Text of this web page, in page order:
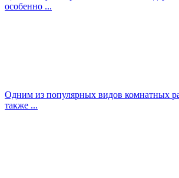
особенно ...
Одним из популярных видов комнатных
также ...